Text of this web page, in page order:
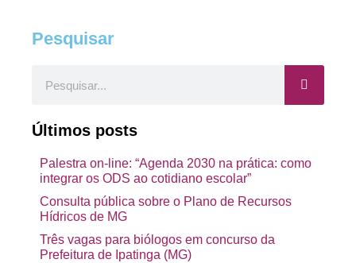
Pesquisar
Últimos posts
Palestra on-line: “Agenda 2030 na prática: como
integrar os ODS ao cotidiano escolar”
Consulta pública sobre o Plano de Recursos
Hídricos de MG
Três vagas para biólogos em concurso da
Prefeitura de Ipatinga (MG)